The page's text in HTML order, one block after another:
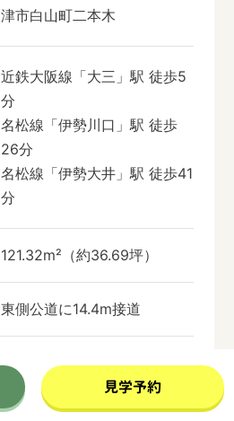
津市白山町二本木
近鉄大阪線「大三」駅 徒歩5
分
名松線「伊勢川口」駅 徒歩
26分
名松線「伊勢大井」駅 徒歩41
分
121.32m²（約36.69坪）
東側公道に14.4m接道
不要
無
見学予約